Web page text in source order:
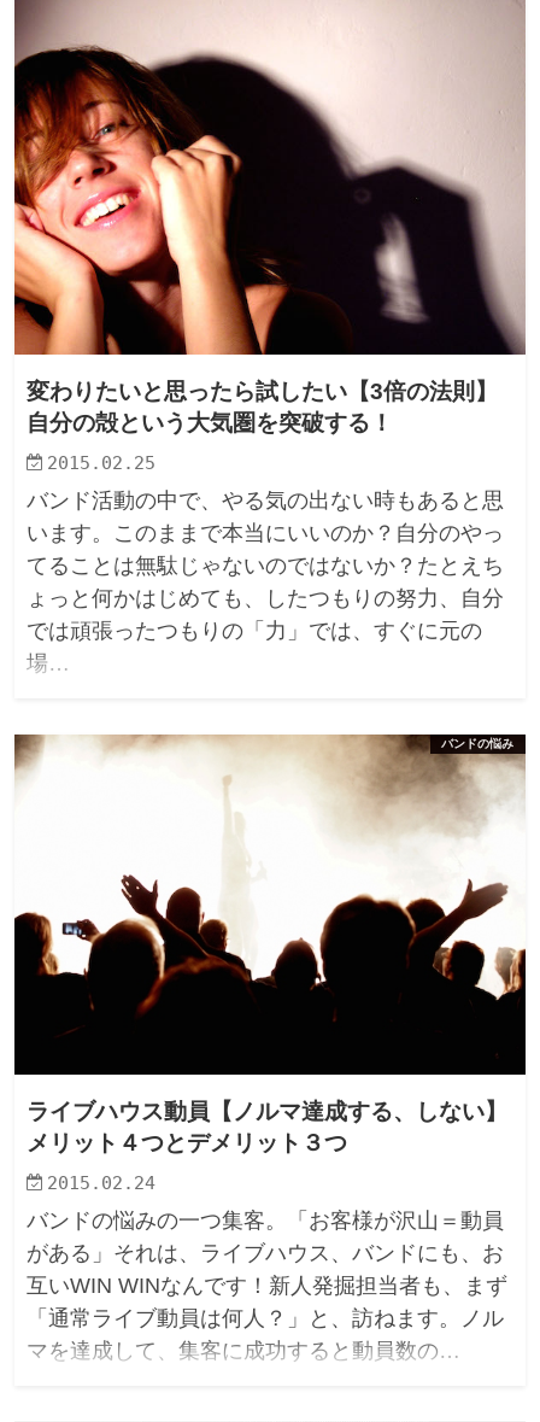
変わりたいと思ったら試したい【3倍の法則】
自分の殻という大気圏を突破する！
2015.02.25
バンド活動の中で、やる気の出ない時もあると思
います。このままで本当にいいのか？自分のやっ
てることは無駄じゃないのではないか？たとえち
ょっと何かはじめても、したつもりの努力、自分
では頑張ったつもりの「力」では、すぐに元の
場…
バンドの悩み
ライブハウス動員【ノルマ達成する、しない】
メリット４つとデメリット３つ
2015.02.24
バンドの悩みの一つ集客。「お客様が沢山＝動員
がある」それは、ライブハウス、バンドにも、お
互いWIN WINなんです！新人発掘担当者も、まず
「通常ライブ動員は何人？」と、訪ねます。ノル
マを達成して、集客に成功すると動員数の…